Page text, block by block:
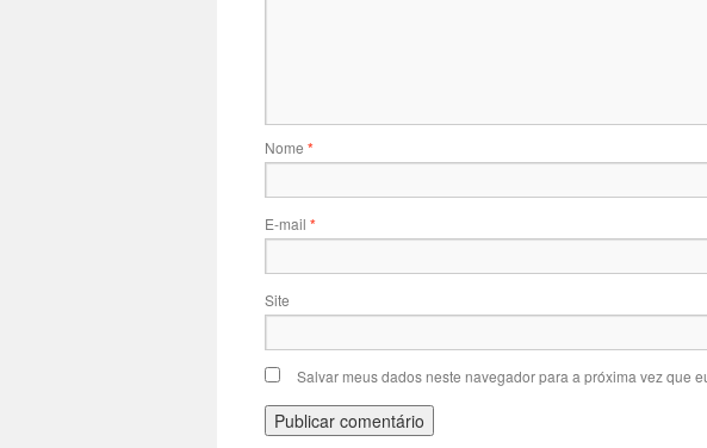
Nome *
E-mail *
Site
Salvar meus dados neste navegador para a próxima vez que